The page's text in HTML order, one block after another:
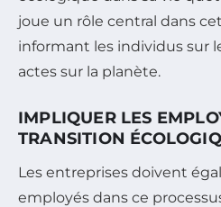
joue un rôle central dans
informant les individus sur
actes sur la planète.
IMPLIQUER LES
TRANSITION
Les entreprises doivent
employés dans ce